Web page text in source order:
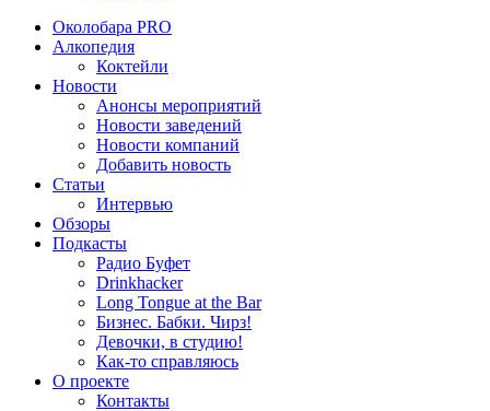
Околобара PRO
Алкопедия
Коктейли
Новости
Анонсы мероприятий
Новости заведений
Новости компаний
Добавить новость
Статьи
Интервью
Обзоры
Подкасты
Радио Буфет
Drinkhacker
Long Tongue at the Bar
Бизнес. Бабки. Чирз!
Девочки, в студию!
Как-то справляюсь
О проекте
Контакты